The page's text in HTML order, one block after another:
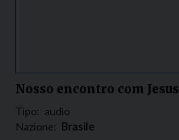
Nosso encontro com Jesus
Tipo: audio
Nazione: Brasile